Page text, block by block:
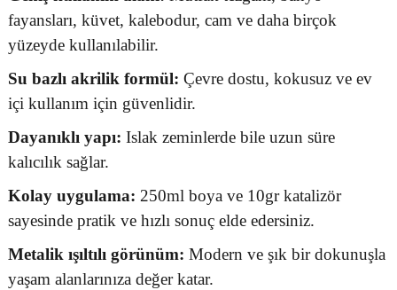
fayansları, küvet, kalebodur, cam ve daha birçok
yüzeyde kullanılabilir.
Su bazlı akrilik formül: Çevre dostu, kokusuz ve ev
içi kullanım için güvenlidir.
Dayanıklı yapı: Islak zeminlerde bile uzun süre
kalıcılık sağlar.
Kolay uygulama: 250ml boya ve 10gr katalizör
sayesinde pratik ve hızlı sonuç elde edersiniz.
Metalik ışıltılı görünüm: Modern ve şık bir dokunuşla
yaşam alanlarınıza değer katar.